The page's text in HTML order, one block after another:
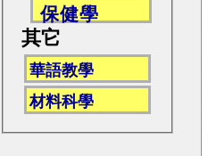
保健學
其它
華語教學
材料科學